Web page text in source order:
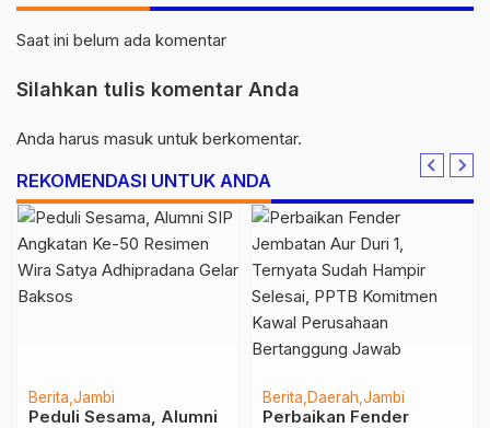
Saat ini belum ada komentar
Silahkan tulis komentar Anda
Anda harus masuk untuk berkomentar.
REKOMENDASI UNTUK ANDA
Berita Jambi
Peduli Sesama, Alumni
Berita Daerah Jambi
Perbaikan Fender